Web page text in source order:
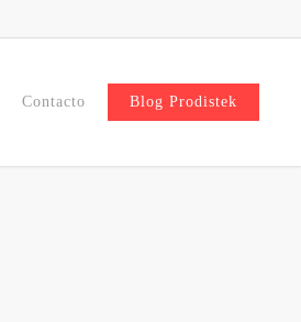
Contacto Blog Prodistek